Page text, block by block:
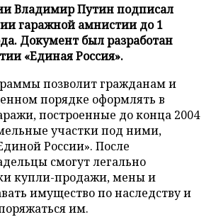
Владимир Путин подписал
гаражной амнистии до 1
Документ был разработан
«Единая Россия».
позволит гражданам и
порядке оформлять в
построенные до конца 2004
участки под ними,
России». После
смогут легально
купли-продажи, мены и
имущество по наследству и
им.